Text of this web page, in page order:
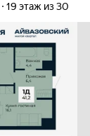
19 этаж из 30